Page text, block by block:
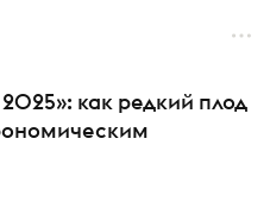
как редкий плод